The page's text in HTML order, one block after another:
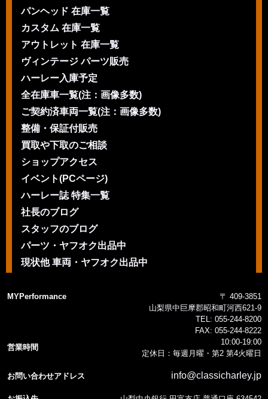
パンヘッド 在庫一覧
カスタム 在庫一覧
アウトレット 在庫一覧
ヴィンテージ パーツ販売
ハーレー入庫予定
全在庫車一覧(注：画像多数)
ご契約済車両一覧(注：画像多数)
整備・保証付販売
買取や下取のご相談
ショップアクセス
イベント(PCページ)
ハーレー誌 特集一覧
社長のブログ
スタッフのブログ
パーツ・ヤフオク出品中
現状他 車両・ヤフオク出品中
MYPerformance
〒 409-3851
山梨県中巨摩郡昭和町河西621-9
TEL: 055-244-8200
FAX: 055-244-8222
営業時間
10:00-19:00
定休日：毎週月曜・第2 第4火曜日
お問い合わせアドレス info@classicharley.jp